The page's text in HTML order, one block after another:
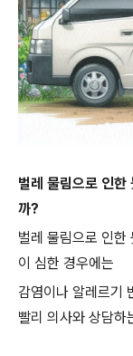
벌레 물림으로 인한
까?
벌레 물림으로 인한
이 심한 경우에는
감염이나 알레르기
빨리 의사와 상담하